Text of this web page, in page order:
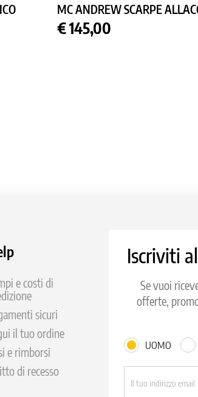
MC ANDREW SCARPE
Prezzo
€ 145,00
e costi di
sicuri
il tuo ordine
e rimborsi
di recesso
Iscriviti
Se vuoi
offerte,
UOMO